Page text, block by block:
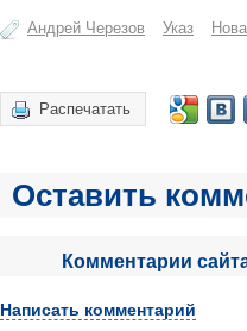
Андрей Черезов Указ
Распечатать
Оставить
Комментарии
Написать комментарий